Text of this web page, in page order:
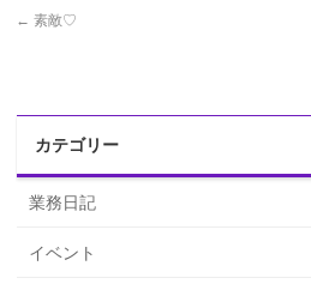
← 素敵♡
カテゴリー
業務日記
イベント